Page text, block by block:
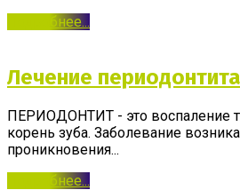
Подробнее...
Лечение периодонтита
ПЕРИОДОНТИТ - это воспаление
корень зуба. Заболевание
проникновения...
Подробнее...